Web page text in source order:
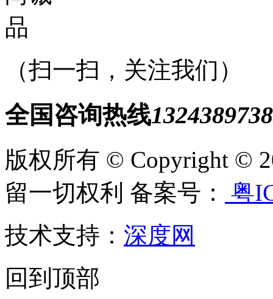
（扫一扫，关注我们）
全国咨询热线
版权所有 © Copyright ©
留一切权利 备案号：
粤
技术支持： 深度网
回到顶部